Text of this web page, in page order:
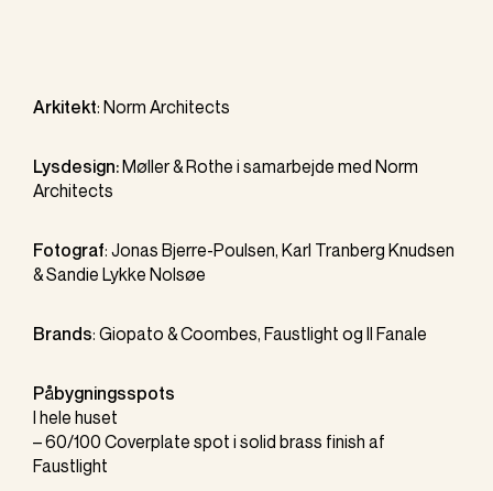
Arkitekt: Norm Architects
Lysdesign:Møller & Rothe i samarbejde med Norm
Architects
Fotograf: Jonas Bjerre-Poulsen, Karl Tranberg Knudsen
& Sandie Lykke Nolsøe
Brands: Giopato & Coombes, Faustlight og Il Fanale
Påbygningsspots
I hele huset
–60/100 Coverplate spot i solid brass finish af
Faustlight